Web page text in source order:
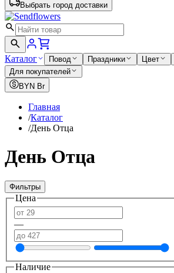
Выбрать город доставки
Каталог Повод Праздники Цвет
Для покупателей
BYN Br
Главная
/Каталог
/День Отца
День Отца
Фильтры
Цена
—
Наличие